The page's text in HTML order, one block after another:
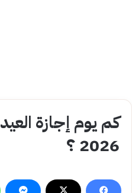
كم يوم إجازة
2026 ؟